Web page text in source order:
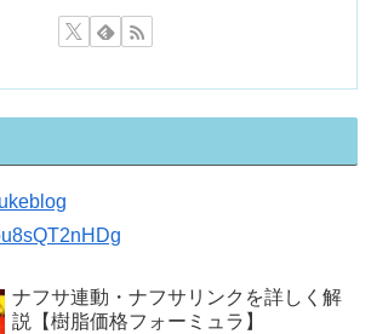
ナフサ連動・ナフサリンクを詳しく解
説【樹脂価格フォーミュラ】